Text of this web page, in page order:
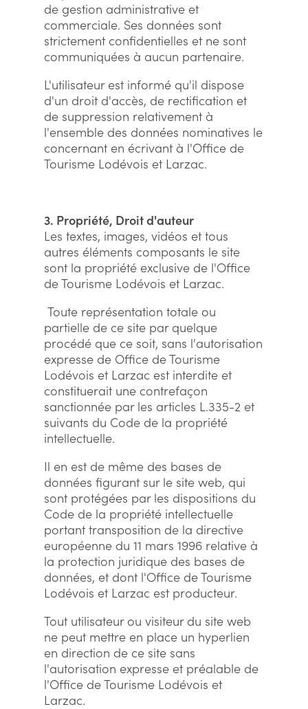
de gestion administrative et
commerciale. Ses données sont
strictement confidentielles et ne sont
communiquées à aucun partenaire.
L'utilisateur est informé qu'il dispose
d'un droit d'accès, de rectification et
de suppression relativement à
l'ensemble des données nominatives le
concernant en écrivant à l'Office de
Tourisme Lodévois et Larzac.
3. Propriété, Droit d'auteur
Les textes, images, vidéos et tous
autres éléments composants le site
sont la propriété exclusive de l'Office
de Tourisme Lodévois et Larzac.
Toute représentation totale ou
partielle de ce site par quelque
procédé que ce soit, sans l'autorisation
expresse de Office de Tourisme
Lodévois et Larzac est interdite et
constituerait une contrefaçon
sanctionnée par les articles L.335-2 et
suivants du Code de la propriété
intellectuelle.
Il en est de même des bases de
données figurant sur le site web, qui
sont protégées par les dispositions du
Code de la propriété intellectuelle
portant transposition de la directive
européenne du 11 mars 1996 relative à
la protection juridique des bases de
données, et dont l'Office de Tourisme
Lodévois et Larzac est producteur.
Tout utilisateur ou visiteur du site web
ne peut mettre en place un hyperlien
en direction de ce site sans
l'autorisation expresse et préalable de
l'Office de Tourisme Lodévois et
Larzac.